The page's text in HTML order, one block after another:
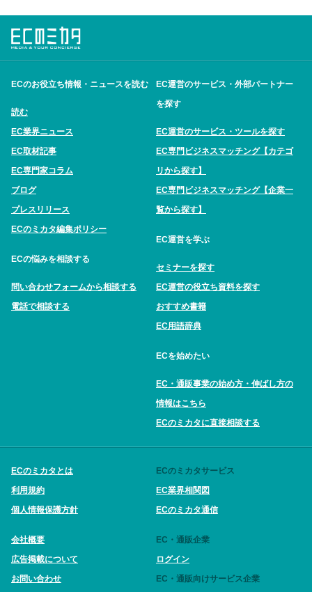
ECのお役立ち情報・ニュースを読む
読む
EC業界ニュース
EC取材記事
EC専門家コラム
ブログ
プレスリリース
ECのミカタ編集ポリシー
ECの悩みを相談する
問い合わせフォームから相談する
電話で相談する
EC運営のサービス・外部パートナー
を探す
EC運営のサービス・ツールを探す
EC専門ビジネスマッチング【カテゴ
リから探す】
EC専門ビジネスマッチング【企業一
覧から探す】
EC運営を学ぶ
セミナーを探す
EC運営の役立ち資料を探す
おすすめ書籍
EC用語辞典
ECを始めたい
EC・通販事業の始め方・伸ばし方の
情報はこちら
ECのミカタに直接相談する
ECのミカタとは
利用規約
個人情報保護方針
会社概要
広告掲載について
お問い合わせ
ECのミカタサービス
EC業界相関図
ECのミカタ通信
EC・通販企業
ログイン
EC・通販向けサービス企業